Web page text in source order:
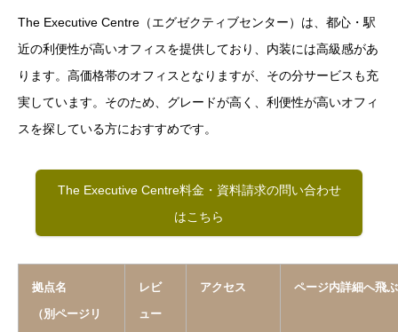
The Executive Centre（エグゼクティブセンター）は、都心・駅
近の利便性が高いオフィスを提供しており、内装には高級感があ
ります。高価格帯のオフィスとなりますが、その分サービスも充
実しています。そのため、グレードが高く、利便性が高いオフィ
スを探している方におすすめです。
The Executive Centre料金・資料請求の問い合わせ
はこちら
拠点名
（別ページリ
レビ
ュー
アクセス ページ内詳細へ飛ぶ